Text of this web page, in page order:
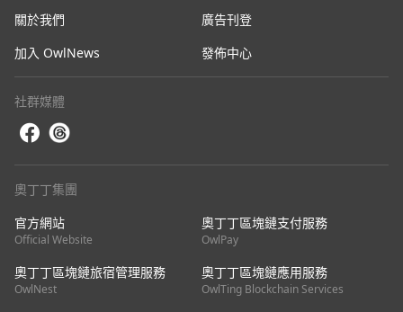
關於我們
廣告刊登
加入 OwlNews
發佈中心
社群媒體
奧丁丁集團
官方網站
Official Website
奧丁丁區塊鏈支付服務
OwlPay
奧丁丁區塊鏈旅宿管理服務
OwlNest
奧丁丁區塊鏈應用服務
OwlTing Blockchain Services